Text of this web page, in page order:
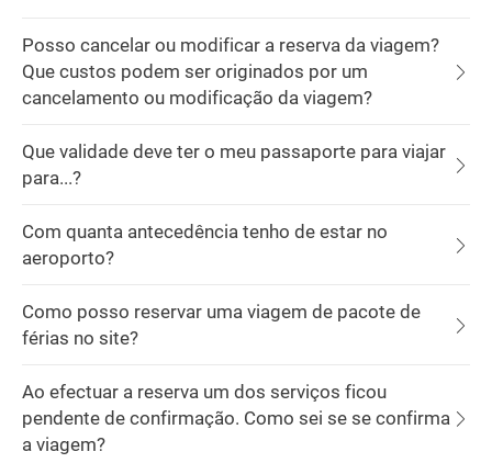
Posso cancelar ou modificar a reserva da viagem?
Que custos podem ser originados por um
cancelamento ou modificação da viagem?
Que validade deve ter o meu passaporte para viajar
para...?
Com quanta antecedência tenho de estar no
aeroporto?
Como posso reservar uma viagem de pacote de
férias no site?
Ao efectuar a reserva um dos serviços ficou
pendente de confirmação. Como sei se se confirma
a viagem?